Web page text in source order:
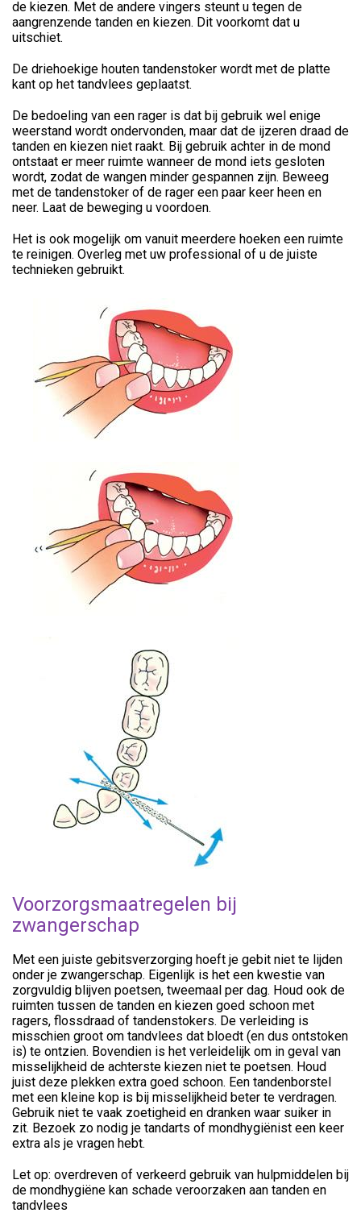
de kiezen. Met de andere vingers steunt u tegen de
aangrenzende tanden en kiezen. Dit voorkomt dat u
uitschiet.
De driehoekige houten tandenstoker wordt met de platte
kant op het tandvlees geplaatst.
De bedoeling van een rager is dat bij gebruik wel enige
weerstand wordt ondervonden, maar dat de ijzeren draad de
tanden en kiezen niet raakt. Bij gebruik achter in de mond
ontstaat er meer ruimte wanneer de mond iets gesloten
wordt, zodat de wangen minder gespannen zijn. Beweeg
met de tandenstoker of de rager een paar keer heen en
neer. Laat de beweging u voordoen.
Het is ook mogelijk om vanuit meerdere hoeken een ruimte
te reinigen. Overleg met uw professional of u de juiste
technieken gebruikt.
Voorzorgsmaatregelen bij
zwangerschap
Met een juiste gebitsverzorging hoeft je gebit niet te lijden
onder je zwangerschap. Eigenlijk is het een kwestie van
zorgvuldig blijven poetsen, tweemaal per dag. Houd ook de
ruimten tussen de tanden en kiezen goed schoon met
ragers, flossdraad of tandenstokers. De verleiding is
misschien groot om tandvlees dat bloedt (en dus ontstoken
is) te ontzien. Bovendien is het verleidelijk om in geval van
misselijkheid de achterste kiezen niet te poetsen. Houd
juist deze plekken extra goed schoon. Een tandenborstel
met een kleine kop is bij misselijkheid beter te verdragen.
Gebruik niet te vaak zoetigheid en dranken waar suiker in
zit. Bezoek zo nodig je tandarts of mondhygiënist een keer
extra als je vragen hebt.
Let op: overdreven of verkeerd gebruik van hulpmiddelen bij
de mondhygiëne kan schade veroorzaken aan tanden en
tandvlees